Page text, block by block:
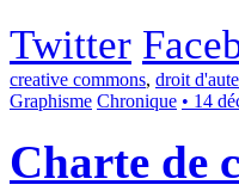
Twitter
creative commons, droit
Graphisme Chronique • 14
Charte de